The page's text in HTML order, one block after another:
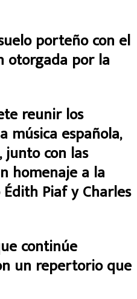
porteño con el
otorgada por la
reunir los
música española,
junto con las
homenaje a la
Piaf y Charles
continúe
un repertorio que